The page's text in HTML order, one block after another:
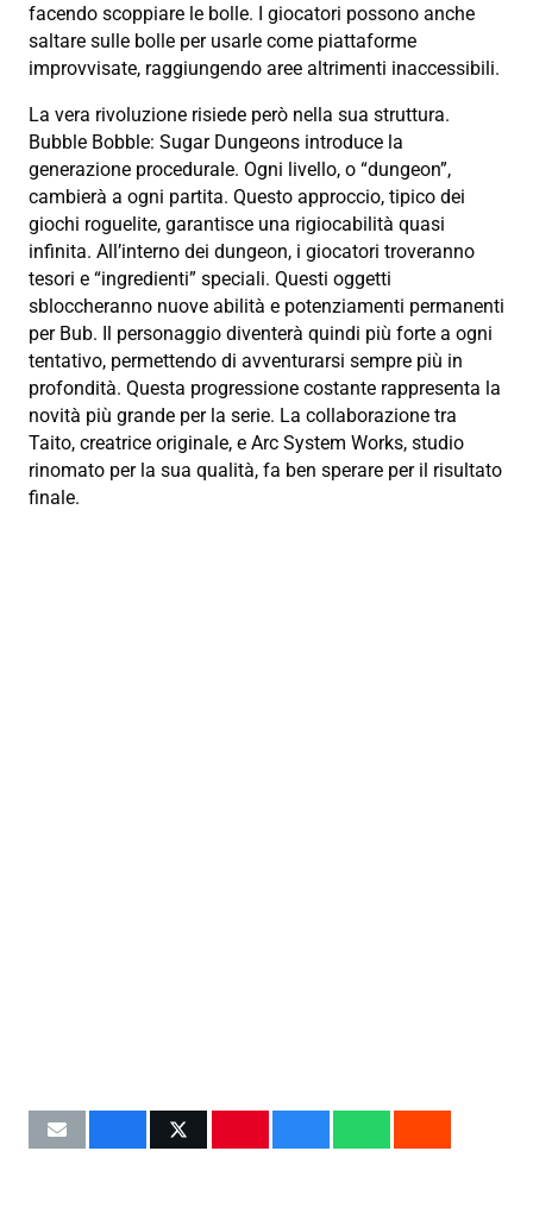
facendo scoppiare le bolle. I giocatori possono anche
saltare sulle bolle per usarle come piattaforme
improvvisate, raggiungendo aree altrimenti inaccessibili.
La vera rivoluzione risiede però nella sua struttura.
Bubble Bobble: Sugar Dungeons introduce la
generazione procedurale. Ogni livello, o “dungeon”,
cambierà a ogni partita. Questo approccio, tipico dei
giochi roguelite, garantisce una rigiocabilità quasi
infinita. All’interno dei dungeon, i giocatori troveranno
tesori e “ingredienti” speciali. Questi oggetti
sbloccheranno nuove abilità e potenziamenti permanenti
per Bub. Il personaggio diventerà quindi più forte a ogni
tentativo, permettendo di avventurarsi sempre più in
profondità. Questa progressione costante rappresenta la
novità più grande per la serie. La collaborazione tra
Taito, creatrice originale, e Arc System Works, studio
rinomato per la sua qualità, fa ben sperare per il risultato
finale.